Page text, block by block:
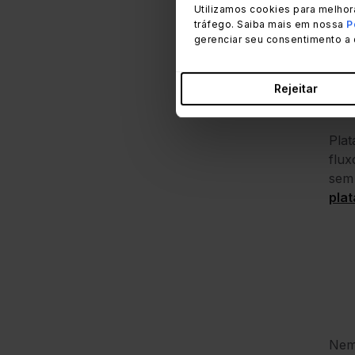
Utilizamos cookies para
tráfego. Saiba mais em nossa
gerenciar seu consentimento a
Rejeitar